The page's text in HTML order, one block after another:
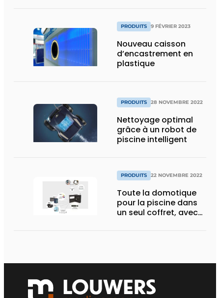
PRODUITS 9 FÉVRIER 2023
Nouveau caisson
d’encastrement en
plastique
PRODUITS 28 NOVEMBRE 2022
Nettoyage optimal
grâce à un robot de
piscine intelligent
PRODUITS 22 NOVEMBRE 2022
Toute la domotique
pour la piscine dans
un seul coffret, avec